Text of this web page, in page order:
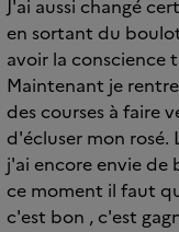
J'ai aussi changé
en sortant du
avoir la conscience
Maintenant je
des courses à faire
d'écluser mon rosé.
j'ai encore envie de
ce moment il faut
c'est bon , c'est